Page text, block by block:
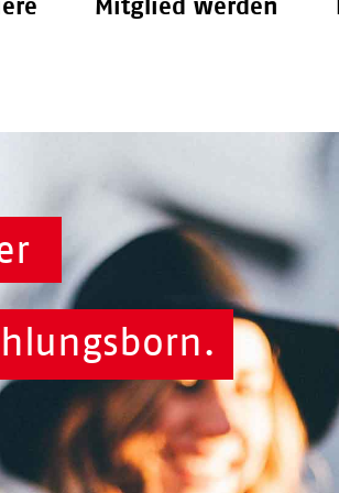
Mitglied werden